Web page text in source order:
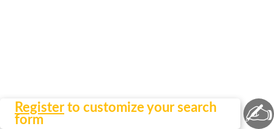
Register to customize your search
form
✍